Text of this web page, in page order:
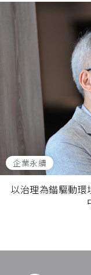
企業永續
以治理為錨驅動